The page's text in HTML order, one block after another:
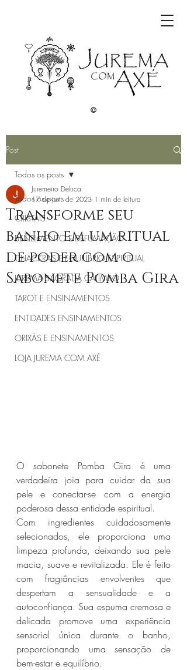
©
Post
Todos os posts
CRISTAIS
BENZIMENTO E DEFUMAÇÃO
CHACKRAS E EQUILÍBRIO ESPIRITUAL
JUREMA SAGRADA CATIMBÓ
TAROT E ENSINAMENTOS
ENTIDADES ENSINAMENTOS
ORIXÁS E ENSINAMENTOS
LOJA JUREMA COM AXÉ
Todos os posts
Transforme seu
banho em um ritual
de poder com o
Sabonete Pomba Gira
Juremeiro Deluca
17 de jun. de 2023 1 min de leitura
O sabonete Pomba Gira é uma
verdadeira joia para cuidar da sua
pele e conectar-se com a energia
poderosa dessa entidade espiritual.
Com ingredientes cuidadosamente
selecionados, ele proporciona uma
limpeza profunda, deixando sua pele
macia, suave e revitalizada. Ele é feito
com fragrâncias envolventes que
despertam a sensualidade e a
autoconfiança. Sua espuma cremosa e
delicada promove uma experiência
sensorial única durante o banho,
proporcionando uma sensação de
bem-estar e equilíbrio.